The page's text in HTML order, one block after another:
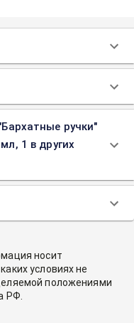
ручки"
1 в других
носит
условиях не
положениями
РФ.